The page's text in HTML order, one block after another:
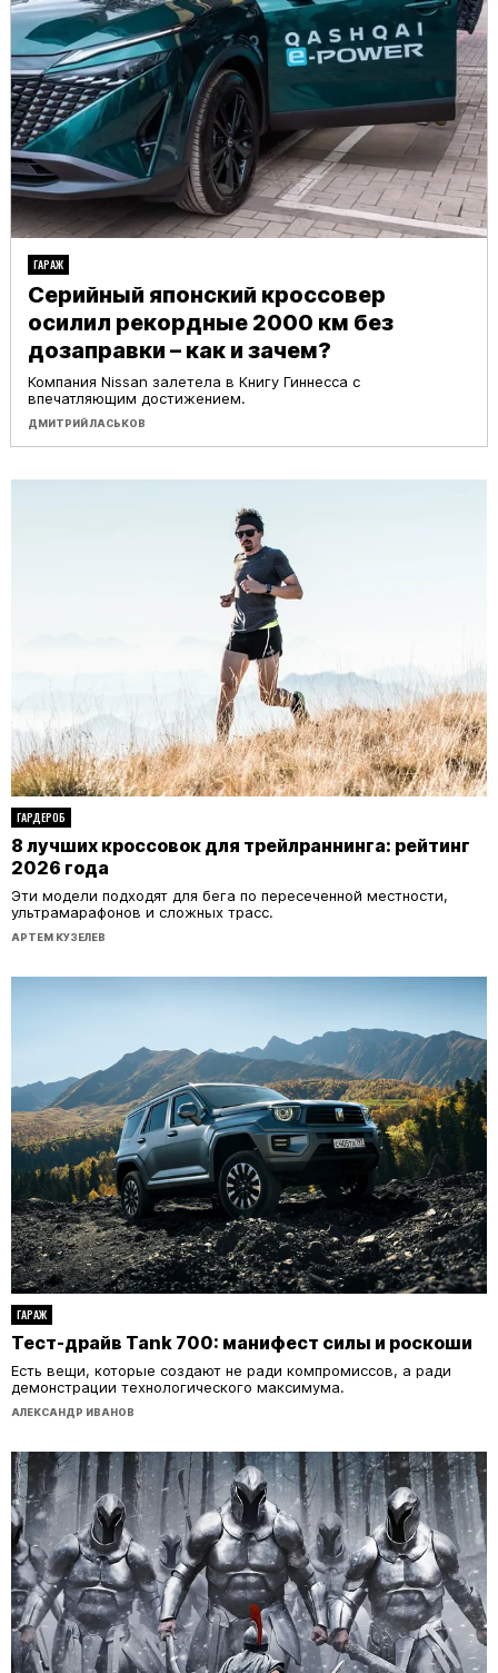
ГАРАЖ
Серийный японский кроссовер
осилил рекордные 2000 км без
дозаправки – как и зачем?
ДМИТРИЙ ЛАСЬКОВ
Компания Nissan залетела в Книгу Гиннесса с
впечатляющим достижением.
ГАРДЕРОБ
8 лучших кроссовок для трейлраннинга: рейтинг
2026 года
АРТЕМ КУЗЕЛЕВ
Эти модели подходят для бега по пересеченной местности,
ультрамарафонов и сложных трасс.
ГАРАЖ
Тест-драйв Tank 700: манифест силы и роскоши
АЛЕКСАНДР ИВАНОВ
Есть вещи, которые создают не ради компромиссов, а ради
демонстрации технологического максимума.